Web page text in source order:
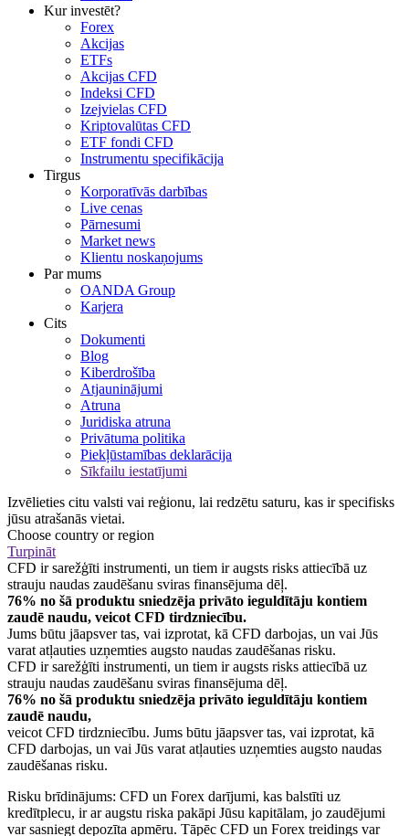
Kur investēt?
Forex
Akcijas
ETFs
Akcijas CFD
Indeksi CFD
Izejvielas CFD
Kriptovalūtas CFD
ETF fondi CFD
Instrumentu specifikācija
Tirgus
Korporatīvās darbības
Live cenas
Pārnesumi
Market news
Klientu noskaņojums
Par mums
OANDA Group
Karjera
Cits
Dokumenti
Blog
Kiberdrošība
Atjauninājumi
Atruna
Juridiska atruna
Privātuma politika
Piekļūstamības deklarācija
Sīkfailu iestatījumi
Izvēlieties citu valsti vai reģionu, lai redzētu saturu, kas ir specifisks
jūsu atrašanās vietai.
Choose country or region
Turpināt
CFD ir sarežģīti instrumenti, un tiem ir augsts risks attiecībā uz
strauju naudas zaudēšanu sviras finansējuma dēļ.
76% no šā produktu sniedzēja privāto ieguldītāju kontiem
zaudē naudu, veicot CFD tirdzniecību.
Jums būtu jāapsver tas, vai izprotat, kā CFD darbojas, un vai Jūs
varat atļauties uzņemties augsto naudas zaudēšanas risku.
CFD ir sarežģīti instrumenti, un tiem ir augsts risks attiecībā uz
strauju naudas zaudēšanu sviras finansējuma dēļ.
76% no šā produktu sniedzēja privāto ieguldītāju kontiem
zaudē naudu,
veicot CFD tirdzniecību. Jums būtu jāapsver tas, vai izprotat, kā
CFD darbojas, un vai Jūs varat atļauties uzņemties augsto naudas
zaudēšanas risku.
Risku brīdinājums: CFD un Forex darījumi, kas balstīti uz
kredītplecu, ir ar augstu riska pakāpi Jūsu kapitālam, jo zaudējumi
var sasniegt depozīta apmēru. Tāpēc CFD un Forex treidings var